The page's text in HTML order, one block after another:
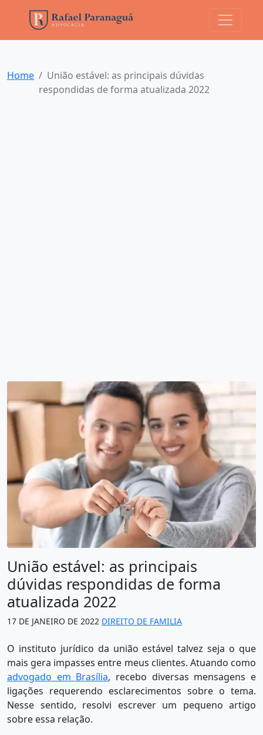
Home
União estável: as principais dúvidas
respondidas de forma atualizada 2022
União estável: as principais
dúvidas respondidas de forma
atualizada 2022
17 DE JANEIRO DE 2022 DIREITO DE FAMILIA
O instituto jurídico da união estável talvez seja o que
mais gera impasses entre meus clientes. Atuando como
advogado em Brasília, recebo diversas mensagens e
ligações requerendo esclarecimentos sobre o tema.
Nesse sentido, resolvi escrever um pequeno artigo
sobre essa relação.